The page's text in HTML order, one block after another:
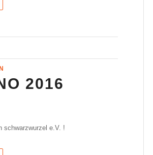
2016
schwarzwurzel e.V. !